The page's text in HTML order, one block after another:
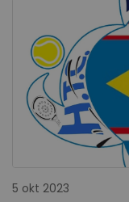
5 okt 2023